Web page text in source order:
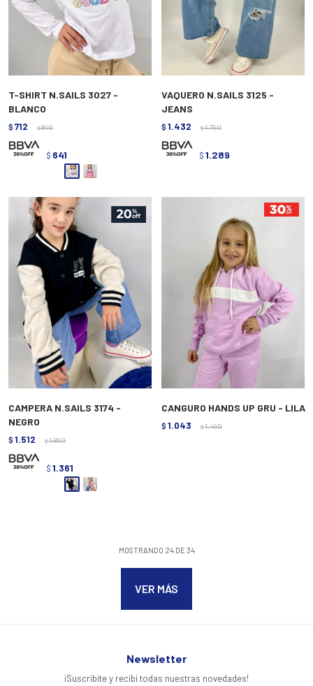
T-SHIRT N.SAILS 3027 -
BLANCO
$ 712 $ 890
$ 641
VAQUERO N.SAILS 3125 -
JEANS
$ 1.432 $ 1.790
$ 1.289
CAMPERA N.SAILS 3174 -
NEGRO
$ 1.512 $ 1.890
$ 1.361
CANGURO HANDS UP GRU - LILA
$ 1.043 $ 1.490
MOSTRANDO 24DE 34
VER MÁS
Newsletter
¡Suscribite y recibí todas nuestras novedades!